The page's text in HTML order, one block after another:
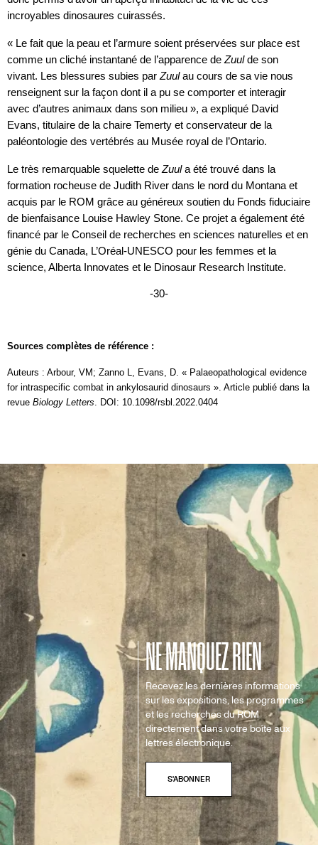
incroyables dinosaures cuirassés.
« Le fait que la peau et l’armure soient préservées sur place est
comme un cliché instantané de l’apparence de Zuulde son
vivant. Les blessures subies par Zuulau cours de sa vie nous
renseignent sur la façon dont il a pu se comporter et interagir
avec d’autres animaux dans son milieu », a expliqué David
Evans, titulaire de la chaire Temerty et conservateur de la
paléontologie des vertébrés au Musée royal de l’Ontario.
Le très remarquable squelette de Zuula été trouvé dans la
formation rocheuse de Judith River dans le nord du Montana et
acquis par le ROM grâce au généreux soutien du Fonds fiduciaire
de bienfaisance Louise Hawley Stone. Ce projet a également été
financé par le Conseil de recherches en sciences naturelles et en
génie du Canada, L’Oréal-UNESCO pour les femmes et la
science, Alberta Innovates et le Dinosaur Research Institute.
-30-
Sources complètes de référence :
Auteurs : Arbour, VM; Zanno L, Evans, D. « Palaeopathological evidence
for intraspecific combat in ankylosaurid dinosaurs ». Article publié dans la
revue Biology Letters DOI: 10.1098/rsbl.2022.0404
NE MANQUEZ RIEN
Recevez les dernières informations
sur les expositions, les programmes
et les recherches du ROM
directement dans votre boîte aux
lettres électronique.